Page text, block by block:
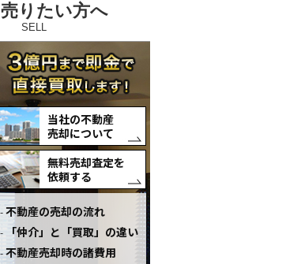
売りたい方へ
SELL
当社の不動産
売却について
無料売却査定を
依頼する
不動産の売却の流れ
「仲介」と「買取」の違い
不動産売却時の諸費用